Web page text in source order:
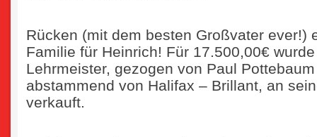
Rücken (mit dem besten Großvater ever!)
Familie für Heinrich! Für 17.500,00€
Lehrmeister, gezogen von Paul
abstammend von Halifax – Brillant, an
verkauft.